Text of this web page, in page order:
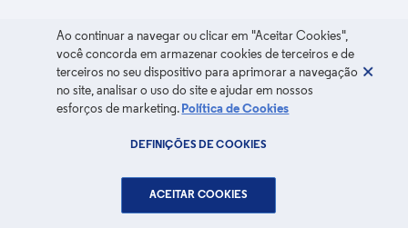
Ao continuar a navegar ou clicar em "Aceitar Cookies",
você concorda em armazenar cookies de terceiros e de
terceiros no seu dispositivo para aprimorar a navegação
no site, analisar o uso do site e ajudar em nossos
esforços de marketing. Política de Cookies
DEFINIÇÕES DE COOKIES
ACEITAR COOKIES